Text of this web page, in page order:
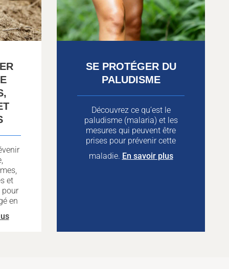
et
pour
en
SE PROTÉGER DU
PALUDISME
Découvrez ce qu’est le
paludisme (malaria) et les
mesures qui peuvent être
prises pour prévenir cette
maladie. En savoir plus